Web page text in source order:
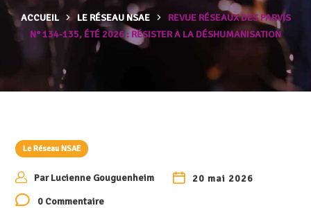
ACCUEIL LE RÉSEAU NSAE
REVUE RÉSEAUX DES PARVIS
N° 134-135, ÉTÉ 2026 : RÉSISTER À LA DÉSHUMANISATION
Le Réseau NSAE
ParLucienne Gouguenheim
20 mai 2026
0 Commentaire